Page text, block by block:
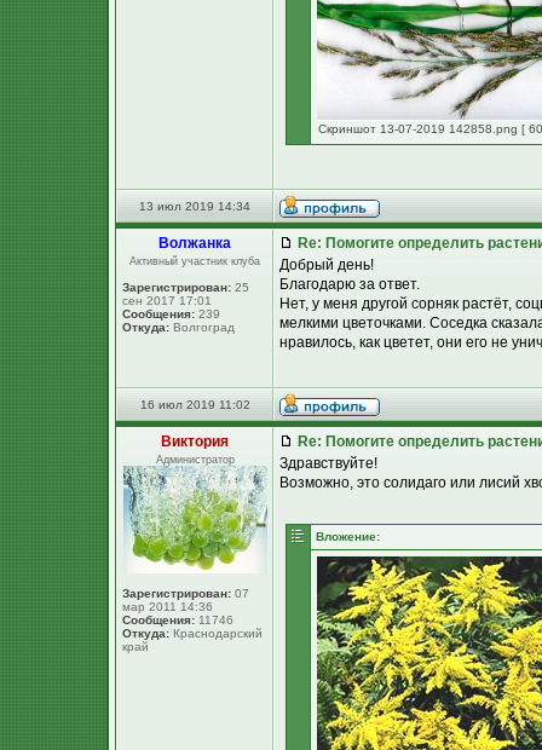
Скриншот 13-07-2019 142858.png [
13 июл 2019 14:34
Волжанка
Активный участник клуба
Зарегистрирован: 25
сен 2017 17:01
Сообщения: 239
Откуда: Волгоград
Re: Помогите определить
Добрый день!
Благодарю за ответ.
Нет, у меня другой сорняк растёт,
мелкими цветочками. Соседка
нравилось, как цветет, они его не
16 июл 2019 11:02
Виктория
Администратор
Зарегистрирован: 07
мар 2011 14:36
Сообщения: 11746
Откуда: Краснодарский
край
Re: Помогите определить
Здравствуйте!
Возможно, это солидаго или лисий
Вложение: